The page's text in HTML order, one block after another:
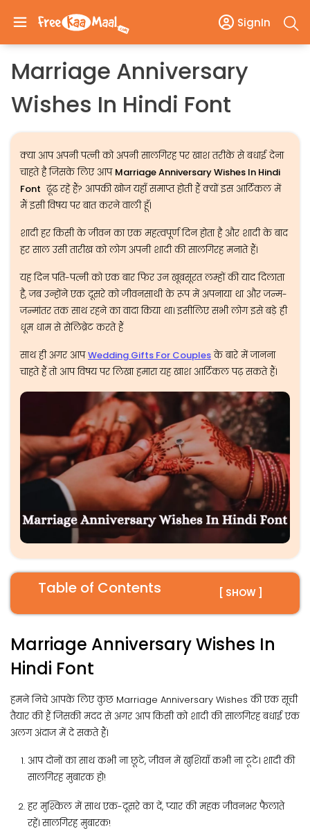
SignIn
Marriage Anniversary
Wishes In Hindi Font
क्या आप अपनी पत्नी को अपनी सालगिरह पर खाश तरीके से बधाई देना
चाहते है जिसके लिए आप Marriage Anniversary Wishes In Hindi
Font ढूंढ रहे हैं? आपकी खोज यहाँ समाप्त होती हैं क्यों इस आर्टिकल में
मैं इसी विषय पर बात करने वाली हूँ।
शादी हर किसी के जीवन का एक महत्वपूर्ण दिन होता है और शादी के बाद
हर साल उसी तारीख को लोग अपनी शादी की सालगिरह मनाते हैं।
यह दिन पति-पत्नी को एक बार फिर उन खूबसूरत लम्हों की याद दिलाता
है, जब उन्होंने एक दूसरे को जीवनसाथी के रूप में अपनाया था और जन्म-
जन्मांतर तक साथ रहने का वादा किया था। इसीलिए सभी लोग इसे बड़े ही
धूम धाम से सेलिब्रेट करते हैं
साथ ही अगर आपWedding Gifts For Couplesके बारे में जानना
चाहते हैं तो आप विषय पर लिखा हमारा यह खाश आर्टिकल पढ़ सकते हैं।
Table of Contents [ SHOW ]
Marriage Anniversary Wishes In
Hindi Font
हमने निचे आपके लिए कुछ Marriage Anniversary Wishes की एक सूची
तैयार की हैं जिसकी मदद से अगर आप किसी को शादी की सालगिरह बधाई एक
अलग अंदाज में दे सकते हैं।
आप दोनों का साथ कभी ना छूटे, जीवन में खुशियाँ कभी ना टूटे। शादी की
सालगिरह मुबारक हो!
हर मुश्किल में साथ एक-दूसरे का दें, प्यार की महक जीवनभर फैलाते
रहें। सालगिरह मुबारक!